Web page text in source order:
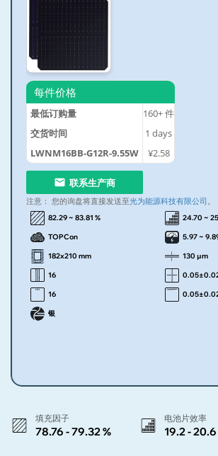
每件价格
最低订购量 160+件
交货时间
1 days
LWNM16BB-G12R-9.55W
¥2.58
联系生产商
注意： 您的询盘将直接发送至光为能源科技有限公司 。
82.29 ~ 83.81 % 24.70 ~
TOPCon 5.97 ~
182x210 mm 130 µm
16
16
银
填充因子
78.76 - 79.32 %
电池片效率
19.2 - 20.6